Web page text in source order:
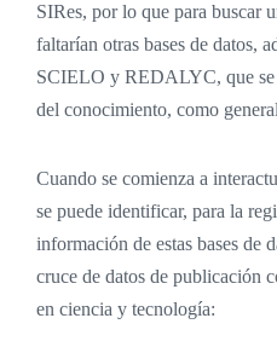
SIRes, por lo que para buscar
faltarían otras bases de datos,
SCIELO y REDALYC, que se
del conocimiento, como
Cuando se comienza a
se puede identificar, para la
información de estas bases de
cruce de datos de publicación
en ciencia y tecnología: